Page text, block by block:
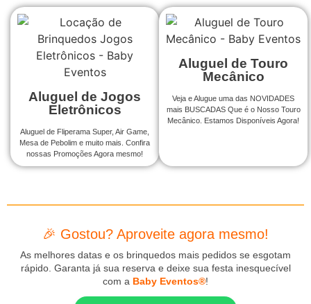
Aluguel de Jogos
Eletrônicos
Aluguel de Fliperama Super, Air Game,
Mesa de Pebolim e muito mais. Confira
nossas Promoções Agora mesmo!
Aluguel de Touro
Mecânico
Veja e Alugue uma das NOVIDADES
mais BUSCADAS Que é o Nosso Touro
Mecânico. Estamos Disponíveis Agora!
🎉 Gostou? Aproveite agora mesmo!
As melhores datas e os brinquedos mais pedidos se esgotam
rápido. Garanta já sua reserva e deixe sua festa inesquecível
com a Baby Eventos®!